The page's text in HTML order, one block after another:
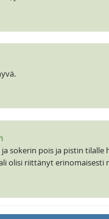
ja sokerin pois ja pistin
olisi riittänyt erinomaisesti